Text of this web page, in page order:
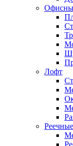
Лофт
Реечные